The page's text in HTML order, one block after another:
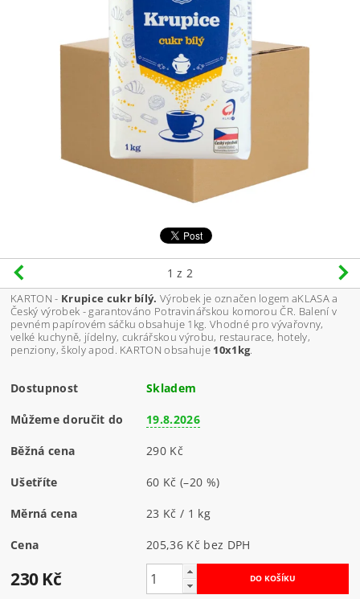
1 z 2
KARTON - Krupice cukr bílý. Výrobek je označen logem aKLASA a
Český výrobek - garantováno Potravinářskou komorou ČR. Balení v
pevném papírovém sáčku obsahuje 1kg. Vhodné pro vývařovny,
velké kuchyně, jídelny, cukrářskou výrobu, restaurace, hotely,
penziony, školy apod. KARTON obsahuje 10x1kg.
Dostupnost Skladem
Můžeme doručit do 19.8.2026
Běžná cena 290 Kč
Ušetříte 60 Kč(–20 %)
Měrná cena 23 Kč / 1 kg
Cena 205,36 Kč bez DPH
230 Kč